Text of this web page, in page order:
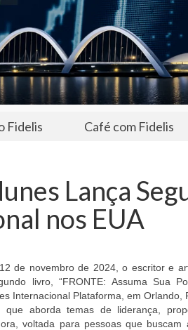
Fidelis Café com Fidelis
Lança
nos EUA
de novembro de 2024, o escritor e
livro, “FRONTE: Assuma Sua
Internacional Plataforma, em Orlando,
que aborda temas de liderança,
voltada para pessoas que